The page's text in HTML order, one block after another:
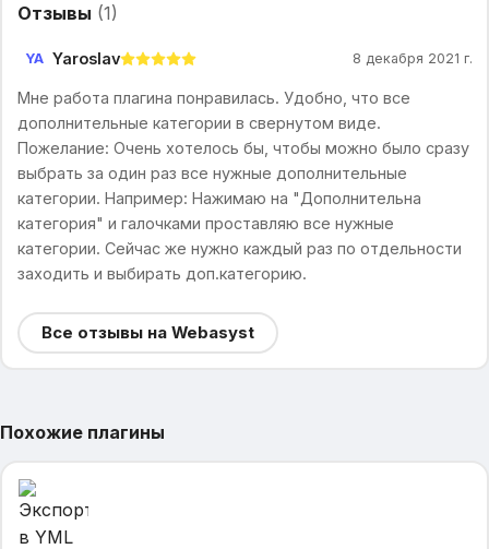
Отзывы (1)
YA Yaroslav 8 декабря 2021 г.
Мне работа плагина понравилась. Удобно, что все
дополнительные категории в свернутом виде.
Пожелание: Очень хотелось бы, чтобы можно было сразу
выбрать за один раз все нужные дополнительные
категории. Например: Нажимаю на "Дополнительна
категория" и галочками проставляю все нужные
категории. Сейчас же нужно каждый раз по отдельности
заходить и выбирать доп.категорию.
Все отзывы на Webasyst
Похожие плагины